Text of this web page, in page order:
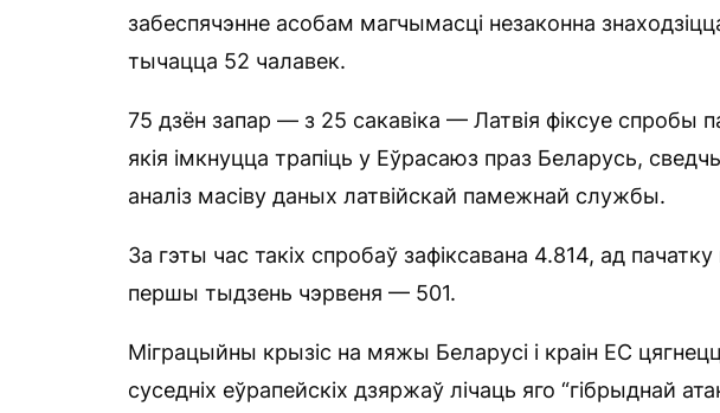
забеспячэнне асобам магчымасці незаконна
тычацца 52 чалавек.
75 дзён запар — з 25 сакавіка — Латвія фіксуе спробы
якія імкнуцца трапіць у Еўрасаюз праз Беларусь,
аналіз масіву даных латвійскай памежнай службы.
За гэты час такіх спробаў зафіксавана 4.814, ад
першы тыдзень чэрвеня — 501.
Міграцыйны крызіс на мяжы Беларусі і краін ЕС
суседніх еўрапейскіх дзяржаў лічаць яго “гібрыднай